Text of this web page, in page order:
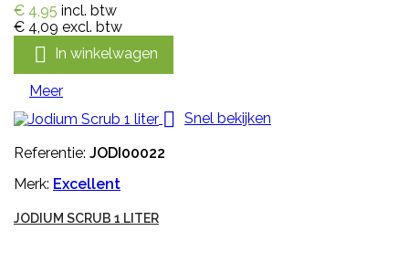
€ 4,95 incl. btw
€ 4,09 excl. btw
 In winkelwagen
Meer
 Snel bekijken
Referentie: JODI00022
Merk: Excellent
JODIUM SCRUB 1 LITER